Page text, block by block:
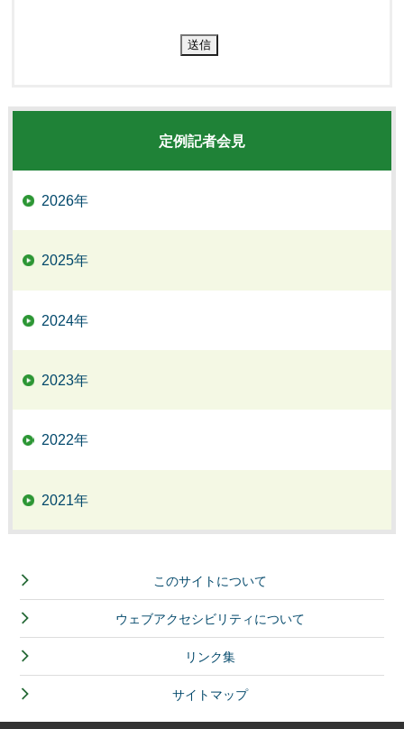
定例記者会見
2026年
2025年
2024年
2023年
2022年
2021年
このサイトについて
ウェブアクセシビリティについて
リンク集
サイトマップ